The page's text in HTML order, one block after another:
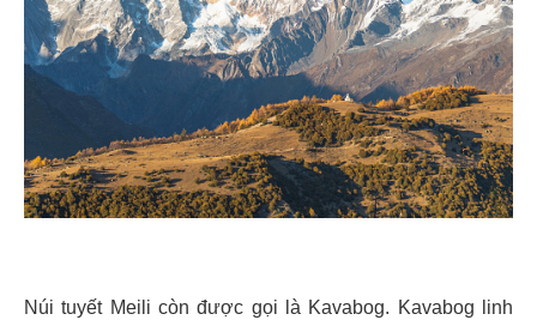
Núi tuyết Meili còn được gọi là Kavabog. Kavabog linh